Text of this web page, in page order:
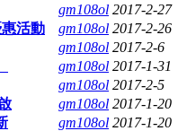
gm108ol 2017-2-27
活動 gm108ol 2017-2-26
gm108ol 2017-2-6
gm108ol 2017-1-31
gm108ol 2017-2-5
gm108ol 2017-1-20
gm108ol 2017-1-20